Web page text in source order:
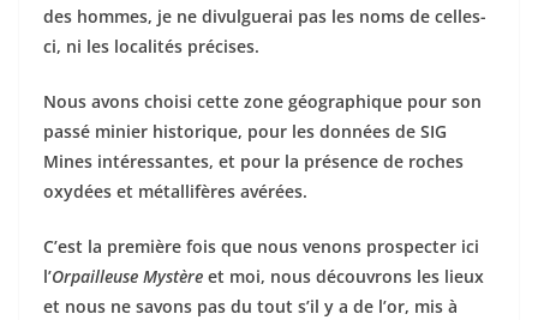
des hommes, je ne divulguerai pas les noms de celles-
ci, ni les localités précises.
Nous avons choisi cette zone géographique pour son
passé minier historique, pour les données de SIG
Mines intéressantes, et pour la présence de roches
oxydées et métallifères avérées.
C’est la première fois que nous venons prospecter ici
l’Orpailleuse Mystère et moi, nous découvrons les lieux
et nous ne savons pas du tout s’il y a de l’or, mis à